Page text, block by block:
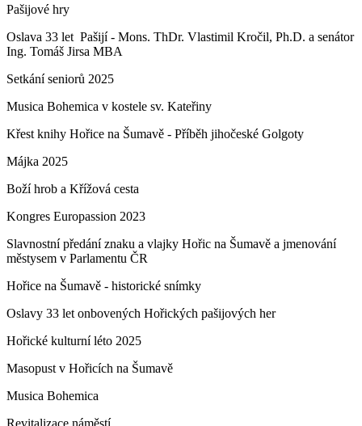
Pašijové hry
Oslava 33 let Pašijí - Mons. ThDr. Vlastimil Kročil, Ph.D. a senátor
Ing. Tomáš Jirsa MBA
Setkání seniorů 2025
Musica Bohemica v kostele sv. Kateřiny
Křest knihy Hořice na Šumavě - Příběh jihočeské Golgoty
Májka 2025
Boží hrob a Křížová cesta
Kongres Europassion 2023
Slavnostní předání znaku a vlajky Hořic na Šumavě a jmenování
městysem v Parlamentu ČR
Hořice na Šumavě - historické snímky
Oslavy 33 let onbovených Hořických pašijových her
Hořické kulturní léto 2025
Masopust v Hořicích na Šumavě
Musica Bohemica
Revitalizace náměstí